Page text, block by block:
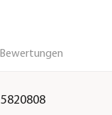
Bewertungen
5820808